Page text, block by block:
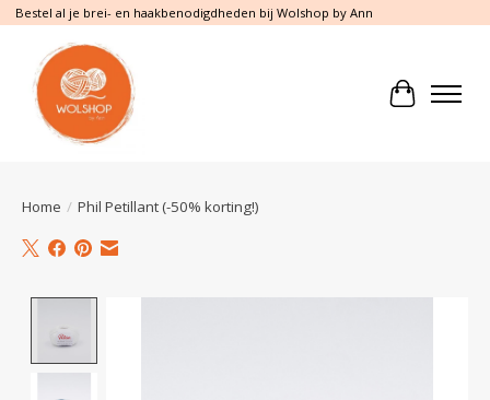
Bestel al je brei- en haakbenodigdheden bij Wolshop by Ann
Home / Phil Petillant (-50% korting!)